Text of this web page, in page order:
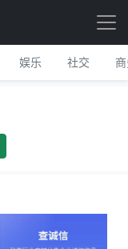
娱乐 社交